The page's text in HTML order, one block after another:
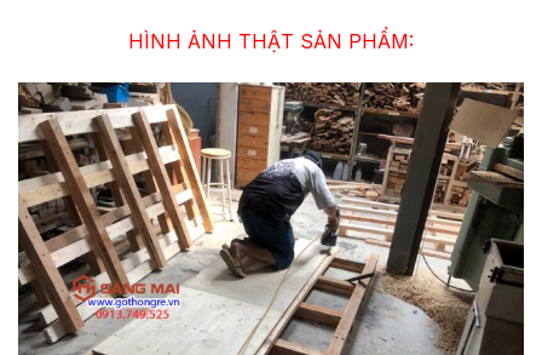
HÌNH ẢNH THẬT SẢN PHẨM: